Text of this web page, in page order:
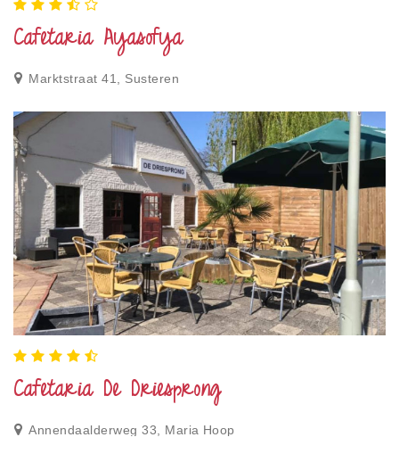
Cafetaria Ayasofya
Marktstraat 41, Susteren
Cafetaria De Driesprong
Annendaalderweg 33, Maria Hoop